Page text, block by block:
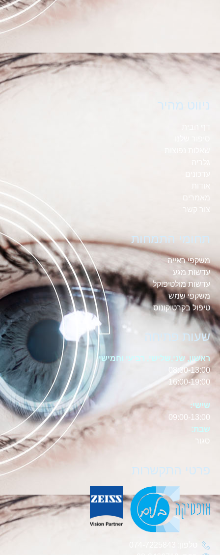
ניווט מהיר
אודות
מאמרים
צור קשר
תחומי התמחות
משקפי ראייה
עדשות מגע
עדשות מולטיפוקל
משקפי שמש
טיפול בקרטוקונוס
שעות פתיחה
ראשון, שני,שלישי, רביעי וחמישי
08:30-13:00
16:00-19:00
שישי:
09:00-13:00
שבת:
סגור
פרטי התקשרות